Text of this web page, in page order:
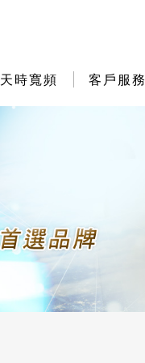
天時寬頻 客戶服務